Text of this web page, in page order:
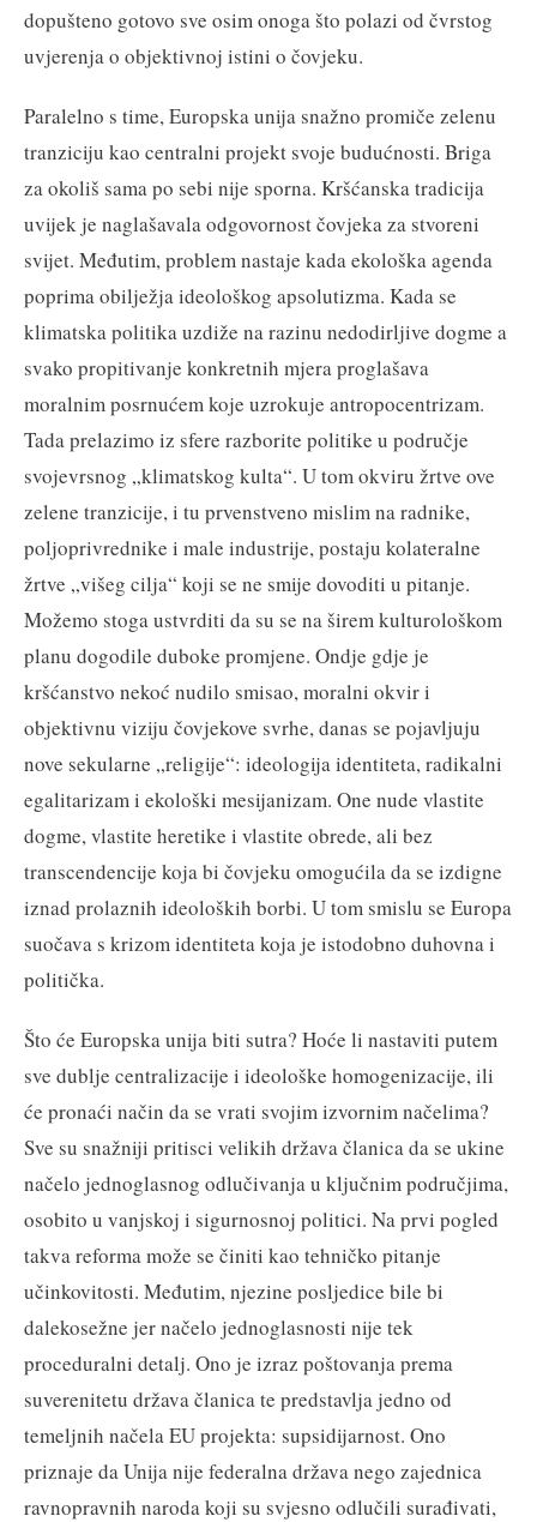
dopušteno gotovo sve osim onoga što polazi od čvrstog
uvjerenja o objektivnoj istini o čovjeku.
Paralelno s time, Europska unija snažno promiče zelenu
tranziciju kao centralni projekt svoje budućnosti. Briga
za okoliš sama po sebi nije sporna. Kršćanska tradicija
uvijek je naglašavala odgovornost čovjeka za stvoreni
svijet. Međutim, problem nastaje kada ekološka agenda
poprima obilježja ideološkog apsolutizma. Kada se
klimatska politika uzdiže na razinu nedodirljive dogme a
svako propitivanje konkretnih mjera proglašava
moralnim posrnućem koje uzrokuje antropocentrizam.
Tada prelazimo iz sfere razborite politike u područje
svojevrsnog „klimatskog kulta“. U tom okviru žrtve ove
zelene tranzicije, i tu prvenstveno mislim na radnike,
poljoprivrednike i male industrije, postaju kolateralne
žrtve „višeg cilja“ koji se ne smije dovoditi u pitanje.
Možemo stoga ustvrditi da su se na širem kulturološkom
planu dogodile duboke promjene. Ondje gdje je
kršćanstvo nekoć nudilo smisao, moralni okvir i
objektivnu viziju čovjekove svrhe, danas se pojavljuju
nove sekularne „religije“: ideologija identiteta, radikalni
egalitarizam i ekološki mesijanizam. One nude vlastite
dogme, vlastite heretike i vlastite obrede, ali bez
transcendencije koja bi čovjeku omogućila da se izdigne
iznad prolaznih ideoloških borbi. U tom smislu se Europa
suočava s krizom identiteta koja je istodobno duhovna i
politička.
Što će Europska unija biti sutra? Hoće li nastaviti putem
sve dublje centralizacije i ideološke homogenizacije, ili
će pronaći način da se vrati svojim izvornim načelima?
Sve su snažniji pritisci velikih država članica da se ukine
načelo jednoglasnog odlučivanja u ključnim područjima,
osobito u vanjskoj i sigurnosnoj politici. Na prvi pogled
takva reforma može se činiti kao tehničko pitanje
učinkovitosti. Međutim, njezine posljedice bile bi
dalekosežne jer načelo jednoglasnosti nije tek
proceduralni detalj. Ono je izraz poštovanja prema
suverenitetu država članica te predstavlja jedno od
temeljnih načela EU projekta: supsidijarnost. Ono
priznaje da Unija nije federalna država nego zajednica
ravnopravnih naroda koji su svjesno odlučili surađivati,